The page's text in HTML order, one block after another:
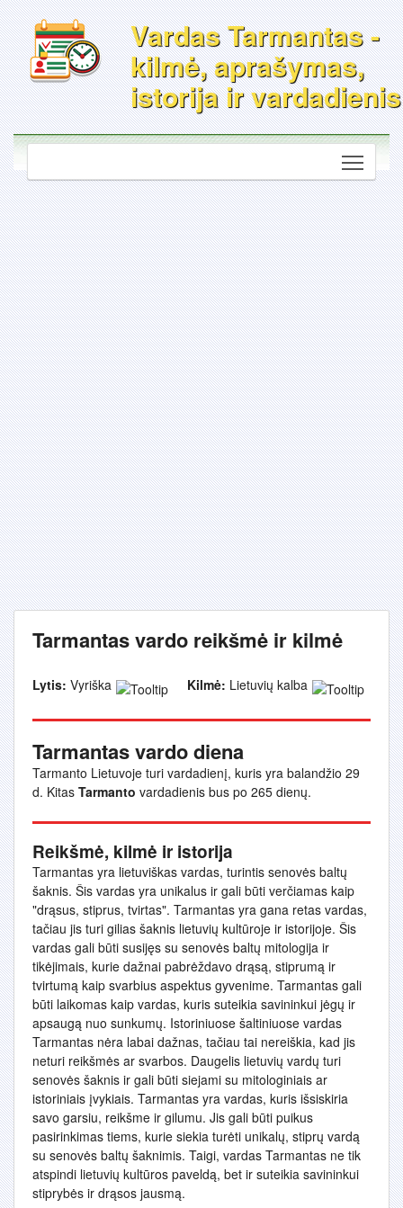
Vardas Tarmantas -
kilmė, aprašymas,
istorija ir vardadienis
Tarmantas vardo reikšmė ir kilmė
Lytis: Vyriška Kilmė: Lietuvių kalba
Tarmantas vardo diena
Tarmanto Lietuvoje turi vardadienį, kuris yra balandžio 29
d. Kitas Tarmanto vardadienis bus po 265 dienų.
Reikšmė, kilmė ir istorija
Tarmantas yra lietuviškas vardas, turintis senovės baltų
šaknis. Šis vardas yra unikalus ir gali būti verčiamas kaip
"drąsus, stiprus, tvirtas". Tarmantas yra gana retas vardas,
tačiau jis turi gilias šaknis lietuvių kultūroje ir istorijoje. Šis
vardas gali būti susijęs su senovės baltų mitologija ir
tikėjimais, kurie dažnai pabrėždavo drąsą, stiprumą ir
tvirtumą kaip svarbius aspektus gyvenime. Tarmantas gali
būti laikomas kaip vardas, kuris suteikia savininkui jėgų ir
apsaugą nuo sunkumų. Istoriniuose šaltiniuose vardas
Tarmantas nėra labai dažnas, tačiau tai nereiškia, kad jis
neturi reikšmės ar svarbos. Daugelis lietuvių vardų turi
senovės šaknis ir gali būti siejami su mitologiniais ar
istoriniais įvykiais. Tarmantas yra vardas, kuris išsiskiria
savo garsiu, reikšme ir gilumu. Jis gali būti puikus
pasirinkimas tiems, kurie siekia turėti unikalų, stiprų vardą
su senovės baltų šaknimis. Taigi, vardas Tarmantas ne tik
atspindi lietuvių kultūros paveldą, bet ir suteikia savininkui
stiprybės ir drąsos jausmą.